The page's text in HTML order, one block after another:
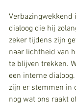
Verbazingwekkend
dialoog die hij
zeker tijdens zijn
naar lichtheid van
te blijven trekken.
een interne
zijn er stemmen in
nog wat ons raakt